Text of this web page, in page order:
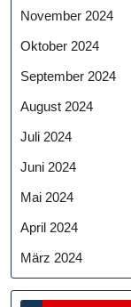
November 2024
Oktober 2024
September 2024
August 2024
Juli 2024
Juni 2024
Mai 2024
April 2024
März 2024